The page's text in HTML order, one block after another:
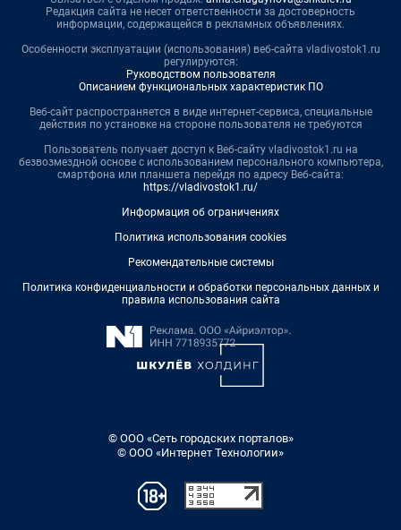
Редакция сайта не несет ответственности за достоверность
информации, содержащейся в рекламных объявлениях.
Особенности эксплуатации (использования) веб-сайта vladivostok1.ru
регулируются:
Руководством пользователя
Описанием функциональных характеристик ПО
Веб-сайт распространяется в виде интернет-сервиса, специальные
действия по установке на стороне пользователя не требуются
Пользователь получает доступ к Веб-сайту vladivostok1.ru на
безвозмездной основе с использованием персонального компьютера,
смартфона или планшета перейдя по адресу Веб-сайта:
https://vladivostok1.ru/
Информация об ограничениях
Политика использования cookies
Рекомендательные системы
Политика конфиденциальности и обработки персональных данных и
правила использования сайта
© ООО «Сеть городских порталов»
© ООО «Интернет Технологии»